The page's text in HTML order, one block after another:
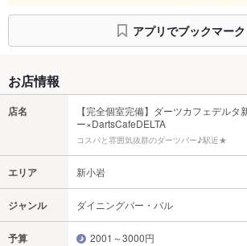
アプリでブックマーク
お店情報
店名
【完全個室完備】ダーツカフェデルタ
ー×DartsCafeDELTA
コスパと雰囲気抜群のダーツバー♪駅近★
エリア 新小岩
ジャンル ダイニングバー・バル
予算 2001～3000円